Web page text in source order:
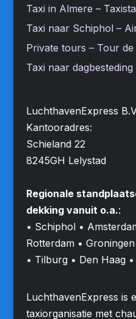
Taxi in Almere –
Taxi naar Schiphol –
Private tours – Tour
Taxi naar dagbesteding
LuchthavenExpress
Kantooradres:
Schieland 22
8245GH Lelystad
Regionale
dekking vanuit o.a.:
• Schiphol •
Rotterdam •
• Tilburg • Den Haag
LuchthavenExpress is
taxiorganisatie met